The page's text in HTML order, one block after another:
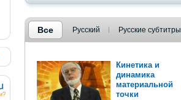
Все Русский Русские субтитры
Кинетика и
динамика
материальной
точки